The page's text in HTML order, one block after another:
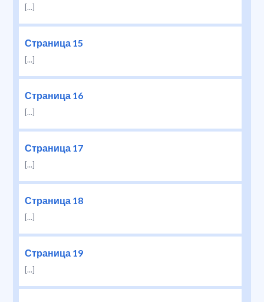
[...]
Страница 15
[...]
Страница 16
[...]
Страница 17
[...]
Страница 18
[...]
Страница 19
[...]